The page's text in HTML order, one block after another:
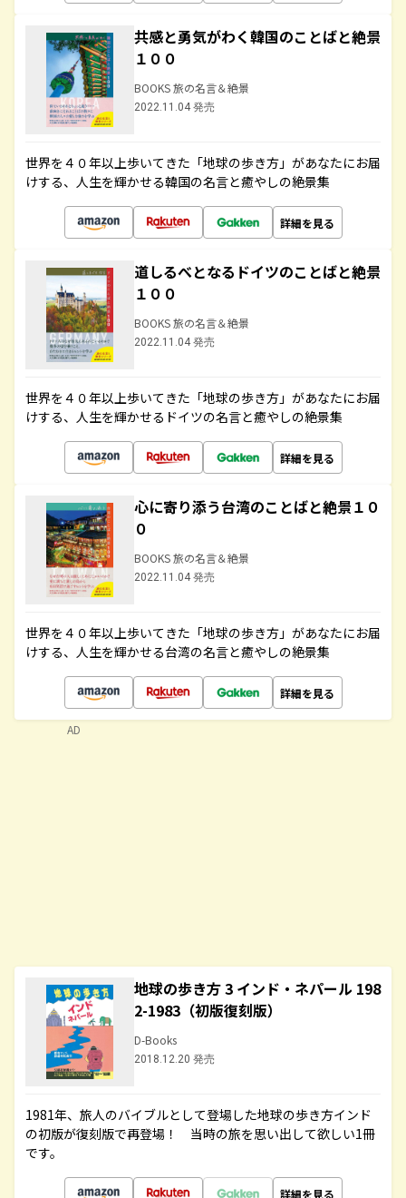
共感と勇気がわく韓国のことばと絶景
１００
BOOKS 旅の名言＆絶景
2022.11.04 発売
世界を４０年以上歩いてきた「地球の歩き方」があなたにお届
けする、人生を輝かせる韓国の名言と癒やしの絶景集
詳細を見る
道しるべとなるドイツのことばと絶景
１００
BOOKS 旅の名言＆絶景
2022.11.04 発売
世界を４０年以上歩いてきた「地球の歩き方」があなたにお届
けする、人生を輝かせるドイツの名言と癒やしの絶景集
詳細を見る
心に寄り添う台湾のことばと絶景１０
０
BOOKS 旅の名言＆絶景
2022.11.04 発売
世界を４０年以上歩いてきた「地球の歩き方」があなたにお届
けする、人生を輝かせる台湾の名言と癒やしの絶景集
詳細を見る
地球の歩き方 3 インド・ネパール 198
2-1983（初版復刻版）
D-Books
2018.12.20 発売
1981年、旅人のバイブルとして登場した地球の歩き方インド
の初版が復刻版で再登場！ 当時の旅を思い出して欲しい1冊
です。
詳細を見る
AD